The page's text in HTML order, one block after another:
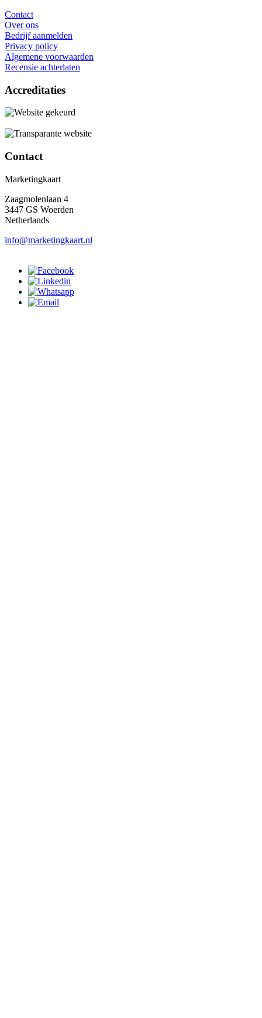
Contact
Over ons
Bedrijf aanmelden
Privacy policy
Algemene voorwaarden
Recensie achterlaten
Accreditaties
Contact
Marketingkaart
Zaagmolenlaan 4
3447 GS Woerden
Netherlands
info@marketingkaart.nl